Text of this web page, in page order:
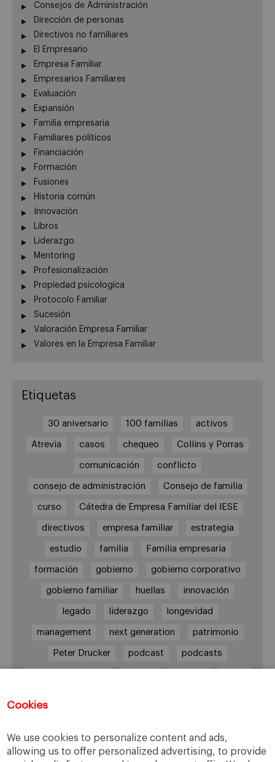
Cookies
We use cookies to personalize content and ads,
allowing us to offer personalized advertising, to provide
Consejos de Administración
Dirección de personas
Directivos no familiares
El Empresario
Empresa Familiar
Empresarios Familiares
Evaluación
Expansión
Familia empresaria
Familiares políticos
Financiación
Formación
Fusiones
Historia común
Innovación
Libros
Liderazgo
Mentoring
Profesionalización
Propiedad psicologica
Protocolo Familiar
Sucesión
Valoración Empresa Familiar
Valores en la Empresa Familiar
Etiquetas
30 aniversario 100 familias activos
Atrevia casos chequeo Collins y Porras
comunicación conflicto
consejo de administración Consejo de familia
curso Cátedra de Empresa Familiar del IESE
directivos empresa familiar estrategia
estudio familia Familia empresaria
formación gobierno gobierno corporativo
gobierno familiar huellas innovación
legado liderazgo longevidad
management next generation patrimonio
Peter Drucker podcast podcasts
órganos de gobierno